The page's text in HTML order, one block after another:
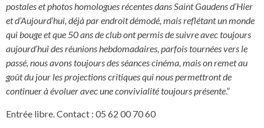
postales et photos homologues récentes dans Saint Gaudens d’Hier
et d’Aujourd’hui, déjà par endroit démodé, mais reflétant un monde
qui bouge et que 50 ans de club ont permis de suivre avec toujours
aujourd’hui des réunions hebdomadaires, parfois tournées vers le
passé, nous avons toujours des séances cinéma, mais on remet au
goût du jour les projections critiques qui nous permettront de
continuer à évoluer avec une convivialité toujours présente.”
Entrée libre. Contact : 05 62 00 70 60